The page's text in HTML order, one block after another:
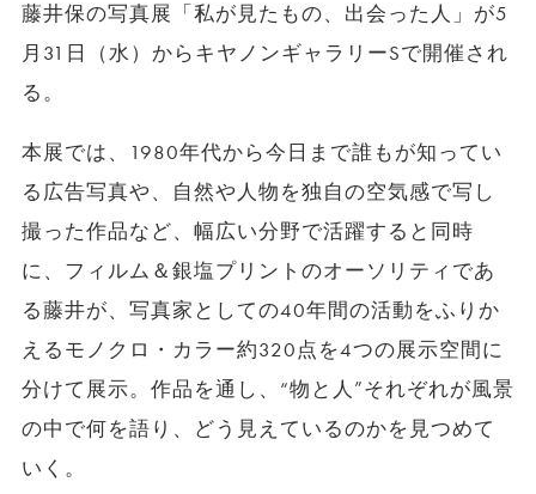
藤井保の写真展「私が見たもの、出会った人」が5
月 31 日（水）からキヤノンギャラリーSで開催され
る。
本展では、 1980年代から今日まで誰もが知ってい
る広告写真や、自然や人物を独自の空気感で写し
撮った作品など、幅広い分野で活躍すると同時
に、フィルム＆銀塩プリントのオーソリティであ
る藤井が、写真家としての40年間の活動をふりか
えるモノクロ・カラー約320点を4つの展示空間に
分けて展示。作品を通し、“物と人”それぞれが風景
の中で何を語り、どう見えているのかを見つめて
いく。